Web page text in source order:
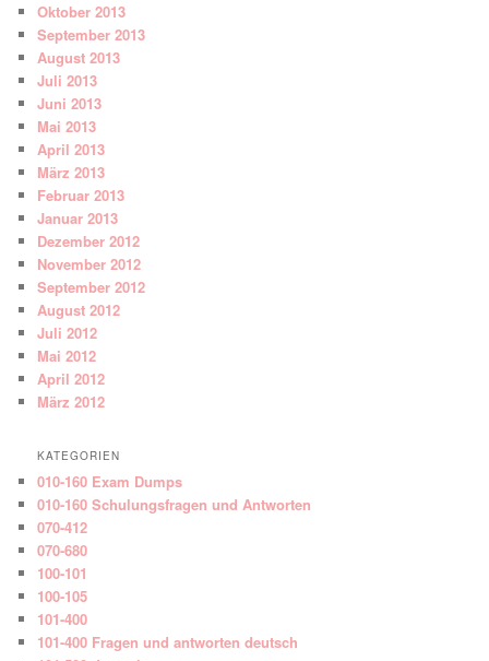
Oktober 2013
September 2013
August 2013
Juli 2013
Juni 2013
Mai 2013
April 2013
März 2013
Februar 2013
Januar 2013
Dezember 2012
November 2012
September 2012
August 2012
Juli 2012
Mai 2012
April 2012
März 2012
KATEGORIEN
010-160 Exam Dumps
010-160 Schulungsfragen und Antworten
070-412
070-680
100-101
100-105
101-400
101-400 Fragen und antworten deutsch